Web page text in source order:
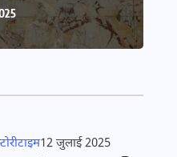
12 जुलाई 2025